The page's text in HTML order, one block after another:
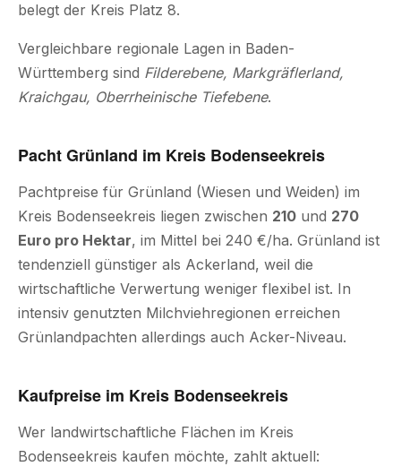
belegt der Kreis Platz 8.
Vergleichbare regionale Lagen in Baden-
Württemberg sind Filderebene, Markgräflerland,
Kraichgau, Oberrheinische Tiefebene.
Pacht Grünland im Kreis Bodenseekreis
Pachtpreise für Grünland (Wiesen und Weiden) im
Kreis Bodenseekreis liegen zwischen 210 und 270
Euro pro Hektar, im Mittel bei 240 €/ha. Grünland ist
tendenziell günstiger als Ackerland, weil die
wirtschaftliche Verwertung weniger flexibel ist. In
intensiv genutzten Milchviehregionen erreichen
Grünlandpachten allerdings auch Acker-Niveau.
Kaufpreise im Kreis Bodenseekreis
Wer landwirtschaftliche Flächen im Kreis
Bodenseekreis kaufen möchte, zahlt aktuell: